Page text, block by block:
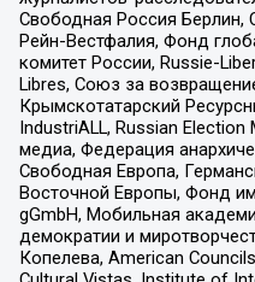
Свободная Россия Берлин,
Рейн-Вестфалия, Фонд
комитет России, Russie-
Libres, Союз за
Крымскотатарский
IndustriALL, Russian
медиа, Федерация
Свободная Европа,
Восточной Европы, Фонд
gGmbH, Мобильная
демократии и
Копелева, American